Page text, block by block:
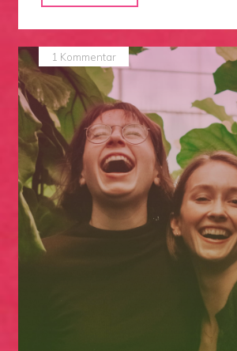
hässliche
Teufelskreis,
wenn
Männer
werden."
1 Kommentar